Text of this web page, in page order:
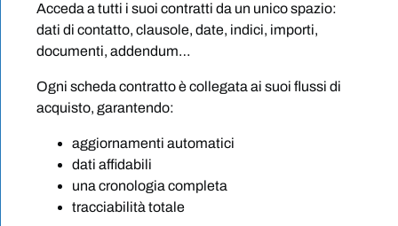
Acceda a tutti i suoi contratti da un unico spazio:
dati di contatto, clausole, date, indici, importi,
documenti, addendum…
Ogni scheda contratto è collegata ai suoi flussi di
acquisto, garantendo:
aggiornamenti automatici
dati affidabili
una cronologia completa
tracciabilità totale